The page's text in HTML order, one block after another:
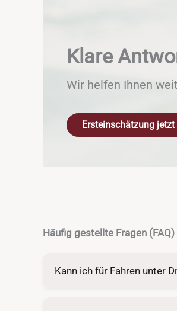
Klare
Wir helfen Ihnen
Ersteinschätzung
Häufig gestellte Fragen (FAQ)
Kann ich für Fahren unter